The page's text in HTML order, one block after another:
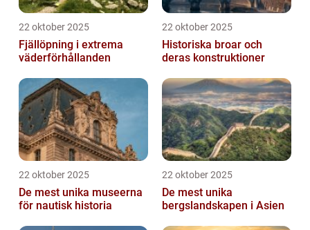
22 oktober 2025
Fjällöpning i extrema
väderförhållanden
22 oktober 2025
Historiska broar och
deras konstruktioner
22 oktober 2025
De mest unika museerna
för nautisk historia
22 oktober 2025
De mest unika
bergslandskapen i Asien